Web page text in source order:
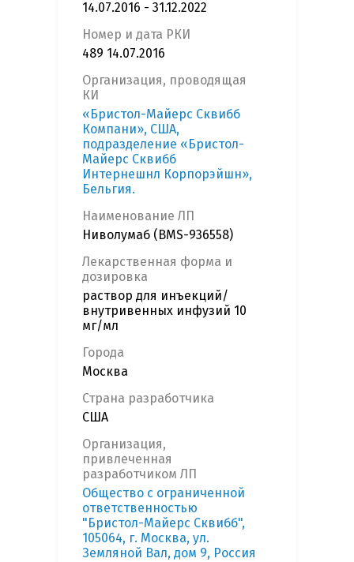
14.07.2016 - 31.12.2022
Номер и дата РКИ
489 14.07.2016
Организация, проводящая
КИ
«Бристол-Майерс Сквибб
Компани», США,
подразделение «Бристол-
Майерс Сквибб
Интернешнл Корпорэйшн»,
Бельгия.
Наименование ЛП
Ниволумаб (BMS-936558)
Лекарственная форма и
дозировка
раствор для инъекций/
внутривенных инфузий 10
мг/мл
Города
Москва
Страна разработчика
США
Организация,
привлеченная
разработчиком ЛП
Общество с ограниченной
ответственностью
"Бристол-Майерс Сквибб",
105064, г. Москва, ул.
Земляной Вал, дом 9, Россия